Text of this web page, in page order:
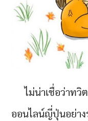
ไม่น่าเชื่อว่าทวิ
ออนไลน์ญี่ปุ่นอย่าง